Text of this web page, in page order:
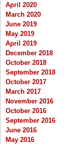
April 2020
March 2020
June 2019
May 2019
April 2019
December 2018
October 2018
September 2018
October 2017
March 2017
November 2016
October 2016
September 2016
June 2016
May 2016